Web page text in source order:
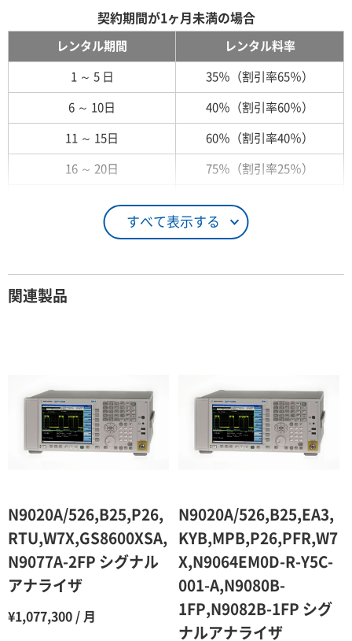
すべて表示する
契約期間が1ヶ月未満の場合
レンタル期間 レンタル料率
1 ～ 5 日 35％（割引率65％）
6 ～ 10日 40％（割引率60％）
11 ～ 15日 60％（割引率40％）
16 ～ 20日 75％（割引率25％）
26日 ～ 1ヶ月 100％（割引率 0％）
3ヶ月 80％（割引率20％）
4ヶ月 75％（割引率25％）
7ヶ月 60％（割引率 40％）
8ヶ月 55％（割引率45％）
9ヶ月 50％（割引率50％）
10ヶ月 48％（割引率52％）
関連製品
N9020A/526,B25,P26,
RTU,W7X,GS8600XSA,
N9077A-2FP シグナル
アナライザ
¥1,077,300 / 月
N9020A/526,B25,EA3,
KYB,MPB,P26,PFR,W7
X,N9064EM0D-R-Y5C-
001-A,N9080B-
1FP,N9082B-1FP シグ
ナルアナライザ